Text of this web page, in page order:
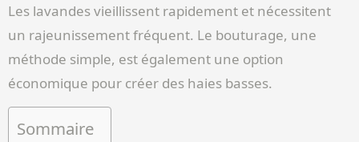
Les lavandes vieillissent rapidement et nécessitent
un rajeunissement fréquent. Le bouturage, une
méthode simple, est également une option
économique pour créer des haies basses.
Sommaire